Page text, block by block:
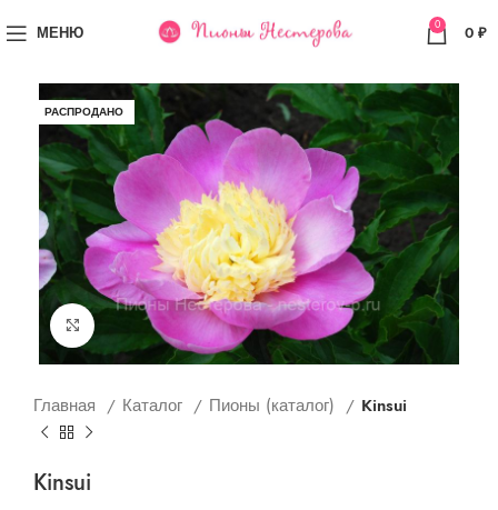
МЕНЮ 0 0 ₽
РАСПРОДАНО
Увеличить
Главная Каталог Пионы (каталог) Kinsui
Kinsui